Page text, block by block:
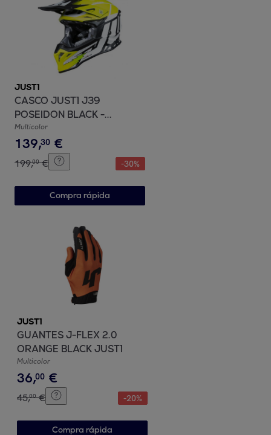
JUST1
CASCO JUST1 J39
POSEIDON BLACK -
YELLOW FLUO - WHITE
Multicolor
139,30 €
199,00 € -30%
Compra rápida
JUST1
GUANTES J-FLEX 2.0
ORANGE BLACK JUST1
Multicolor
36,00 €
45,00 € -20%
Compra rápida